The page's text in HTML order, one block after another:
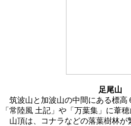
足尾山
筑波山と加波山の中間にある標高
「常陸風 土記」や「万葉集」に葦
山頂は、コナラなどの落葉樹林が